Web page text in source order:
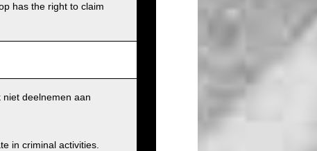
has the right to claim
deelnemen aan
in criminal activities.